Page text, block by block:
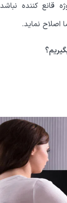
قانع کننده نباشد
اصلاح نماید.